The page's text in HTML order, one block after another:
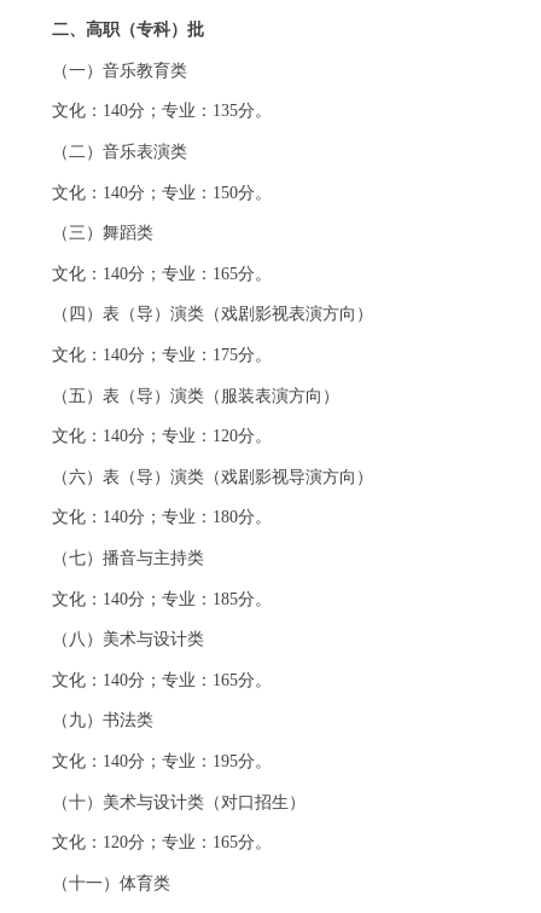
二、高职（专科）批
（一）音乐教育类
文化：140分；专业：135分。
（二）音乐表演类
文化：140分；专业：150分。
（三）舞蹈类
文化：140分；专业：165分。
（四）表（导）演类（戏剧影视表演方向）
文化：140分；专业：175分。
（五）表（导）演类（服装表演方向）
文化：140分；专业：120分。
（六）表（导）演类（戏剧影视导演方向）
文化：140分；专业：180分。
（七）播音与主持类
文化：140分；专业：185分。
（八）美术与设计类
文化：140分；专业：165分。
（九）书法类
文化：140分；专业：195分。
（十）美术与设计类（对口招生）
文化：120分；专业：165分。
（十一）体育类